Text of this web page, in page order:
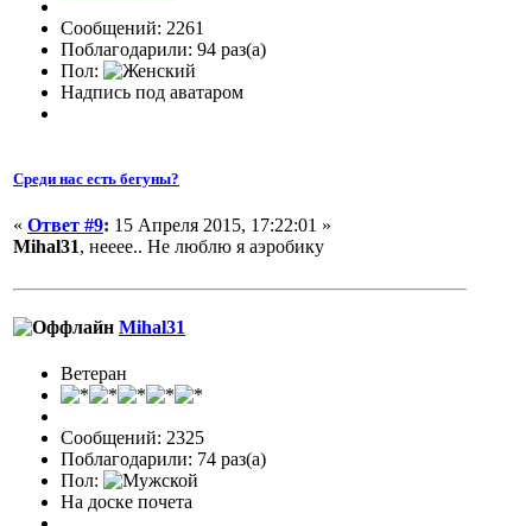
Сообщений: 2261
Поблагодарили: 94 раз(а)
Пол:
Надпись под аватаром
Среди нас есть бегуны?
« Ответ #9: 15 Апреля 2015, 17:22:01 »
Mihal31, нееее.. Не люблю я аэробику
Mihal31
Ветеран
Сообщений: 2325
Поблагодарили: 74 раз(а)
Пол:
На доске почета